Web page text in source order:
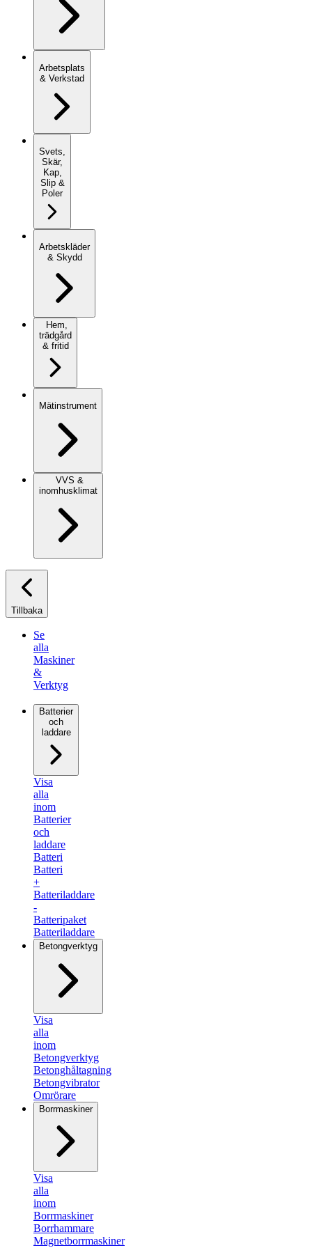
Arbetsplats
& Verkstad
Svets,
Skär,
Kap,
Slip &
Poler
Arbetskläder
& Skydd
Hem,
trädgård
& fritid
Mätinstrument
VVS &
inomhusklimat
Tillbaka
Se
alla
Maskiner
&
Verktyg
Batterier
och
laddare
Visa
alla
inom
Batterier
och
laddare
Batteri
Batteri
+
Batteriladdare
-
Batteripaket
Batteriladdare
Betongverktyg
Visa
alla
inom
Betongverktyg
Betonghåltagning
Betongvibrator
Omrörare
Borrmaskiner
Visa
alla
inom
Borrmaskiner
Borrhammare
Magnetborrmaskiner